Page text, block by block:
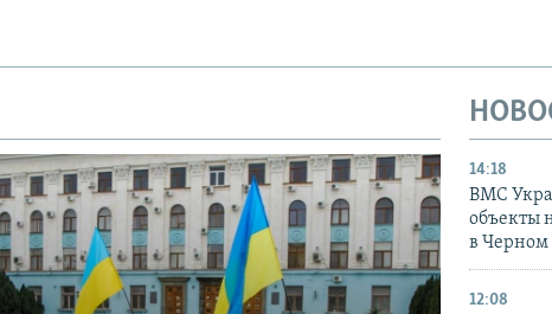
14:18
ВМС
объекты
в Черном
12:08